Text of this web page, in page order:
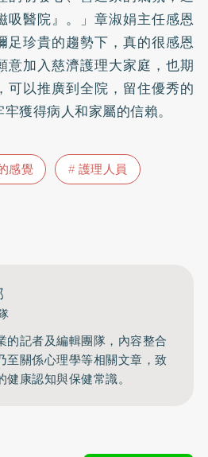
吸醫院』。」章淑娟主任感恩
足珍貴的趨勢下，真的很感恩
意加入慈濟護理大家庭，也期
可以推廣到全院，留住優秀的
獲得病人和家屬的信賴。
感覺
護理人員
的記者及編輯團隊，內容整合
至關係心理學等相關文章，致
康認知與保健常識。